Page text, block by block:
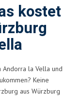
kostet
Andorra la Vella und
Keine
aus Würzburg